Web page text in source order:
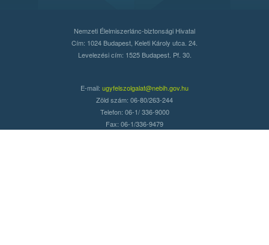
Nemzeti Élelmiszerlánc-biztonsági Hivatal
Cím: 1024 Budapest, Keleti Károly utca. 24.
Levelezési cím: 1525 Budapest. Pf. 30.
E-mail: ugyfelszolgalat@nebih.gov.hu
Zöld szám: 06-80/263-244
Telefon: 06-1/ 336-9000
Fax: 06-1/336-9479